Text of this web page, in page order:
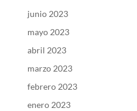
junio 2023
mayo 2023
abril 2023
marzo 2023
febrero 2023
enero 2023